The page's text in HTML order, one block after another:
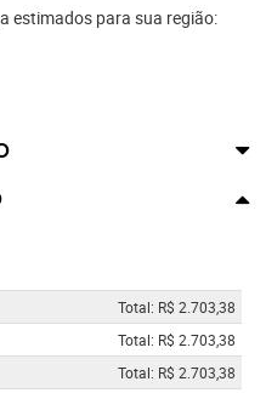
estimados para sua região:
Total: R$ 2.703,38
Total: R$ 2.703,38
Total: R$ 2.703,38